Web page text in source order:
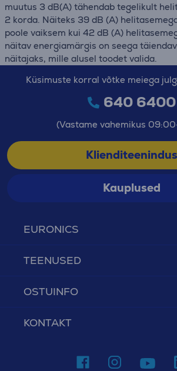
muutus 3 dB(A) tähendab tegelikult
2 korda. Näiteks 39 dB (A)
poole vaiksem kui 42 dB (A)
näitav energiamärgis on seega
näitajaks, mille alusel toodet valida.
EURONICS
TEENUSED
OSTUINFO
KONTAKT
Küsimuste korral võtke meiega
640 6400
(Vastame vahemikus
Klienditeenindus
Kauplused